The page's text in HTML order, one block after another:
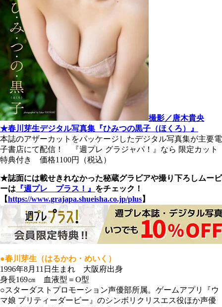
撮影／唐木貴央
★春川芽生デジタル写真集『ひみつの黒子（ほくろ）』
本誌のアザーカットをパッケージしたデジタル写真集が主要電
子書店にて配信！ 『週プレ グラジャパ！』なら 限定カット
特典付き 価格1100円（税込）
★誌面には載せきれなかった秘蔵グラビアや撮り下ろしムービ
ーは 『週プレ プラス！』 をチェック！
【https://www.grajapa.shueisha.co.jp/plus】
●春川芽生（はるかわ・めいく）
1996年8月11日生まれ 大阪府出身
身長169㎝ 血液型＝O型
○スターダストプロモーション声優部所属。ゲームアプリ『ウ
マ娘 プリティーダービー』のシンボリクリスエス役ほか声優